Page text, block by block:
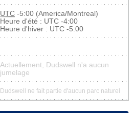
UTC -5:00 (America/Montreal)
Heure d'été : UTC -4:00
Heure d'hiver : UTC -5:00
Actuellement, Dudswell n'a aucun
jumelage
Dudswell ne fait partie d'aucun parc naturel